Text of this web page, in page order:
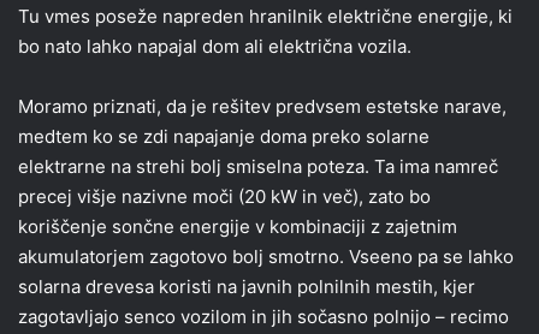
Tu vmes poseže napreden hranilnik električne energije, ki
bo nato lahko napajal dom ali električna vozila.
Moramo priznati, da je rešitev predvsem estetske narave,
medtem ko se zdi napajanje doma preko solarne
elektrarne na strehi bolj smiselna poteza. Ta ima namreč
precej višje nazivne moči (20 kW in več), zato bo
koriščenje sončne energije v kombinaciji z zajetnim
akumulatorjem zagotovo bolj smotrno. Vseeno pa se lahko
solarna drevesa koristi na javnih polnilnih mestih, kjer
zagotavljajo senco vozilom in jih sočasno polnijo – recimo